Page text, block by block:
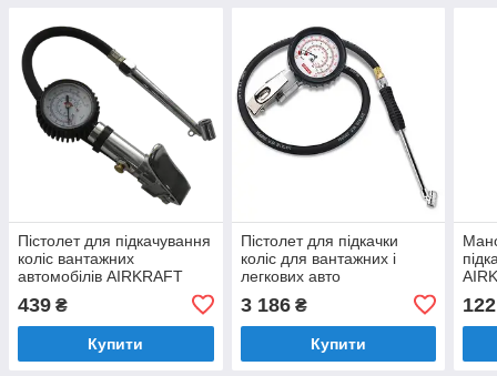
Пістолет для підкачування
коліс вантажних
автомобілів AIRKRAFT
для коліс, пневмопістолет)
439 ₴
Купити
Пістолет для підкачки
коліс для вантажних і
легкових авто
3 186₴
Купити
122